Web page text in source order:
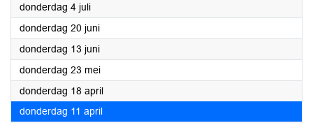
donderdag 4 juli2024
donderdag 20 juni2024
donderdag 13 juni2024
donderdag 23 mei2024
donderdag 18 april2024
donderdag 11 april2024